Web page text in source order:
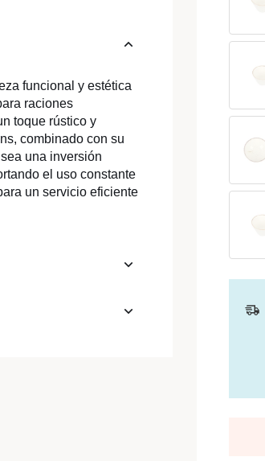
funcional y estética
raciones
toque rústico y
combinado con su
una inversión
el uso constante
un servicio eficiente